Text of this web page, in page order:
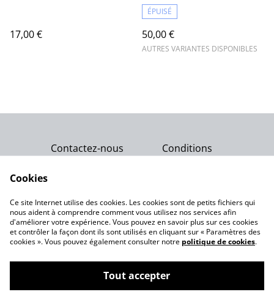
17,00 €
ÉPUISÉ
50,00 €
AUTRES VARIANTES DISPONIBLES
Contactez-nous
Conditions
Politique de
Politique de cookies
Notre engagement
©2026Gemme Celeste
Cookies
Ce site Internet utilise des cookies. Les cookies sont de petits fichiers qui
nous aident à comprendre comment vous utilisez nos services afin
d'améliorer votre expérience. Vous pouvez en savoir plus sur ces cookies
et contrôler la façon dont ils sont utilisés en cliquant sur « Paramètres des
cookies ». Vous pouvez également consulter notre politique de cookies.
Tout accepter